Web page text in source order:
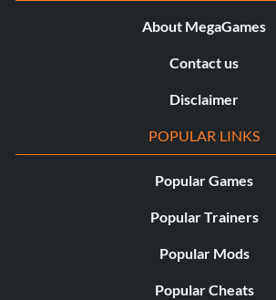
About MegaGames
Contact us
Disclaimer
POPULAR LINKS
Popular Games
Popular Trainers
Popular Mods
Popular Cheats